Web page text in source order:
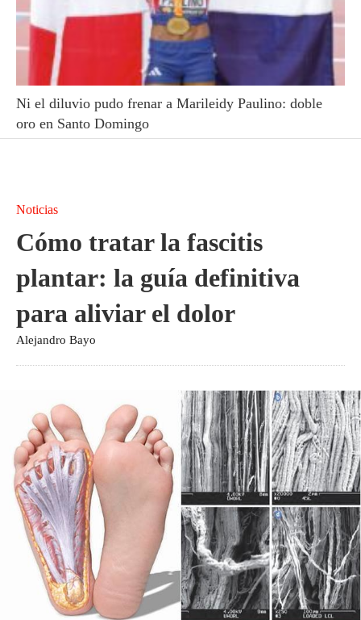
Ni el diluvio pudo frenar a Marileidy Paulino: doble
oro en Santo Domingo